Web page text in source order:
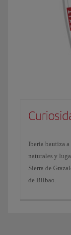
Iberia bautiza
naturales y
Sierra de
de Bilbao.